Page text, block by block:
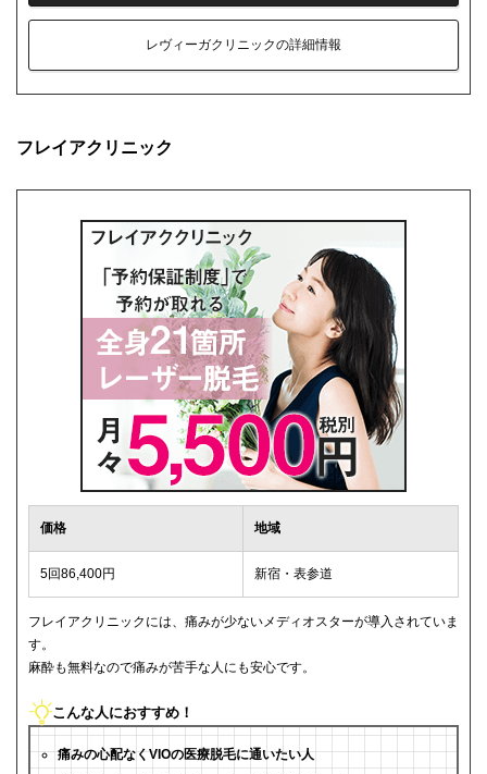
レヴィーガクリニックの詳細情報
フレイアクリニック
価格 地域
5回86,400円 新宿・表参道
フレイアクリニックには、痛みが少ないメディオスターが導入されていま
す。
麻酔も無料なので痛みが苦手な人にも安心です。
こんな人におすすめ！
痛みの心配なくVIOの医療脱毛に通いたい人